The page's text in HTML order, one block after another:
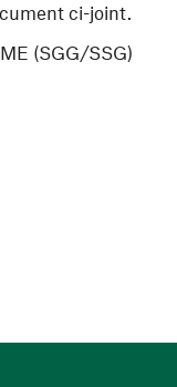
ci-joint.
(SGG/SSG)